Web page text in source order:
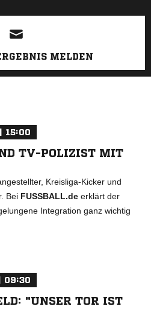
MELDEN
15:00
TV-POLIZIST MIT
Kreisliga-Kicker und
Bei FUSSBALL.de erklärt der
Integration ganz wichtig
09:30
"UNSER TOR IST